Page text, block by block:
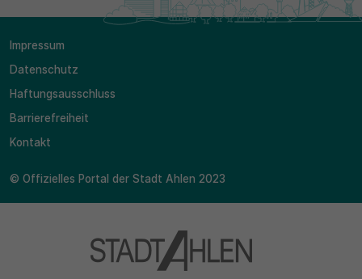
Impressum
Datenschutz
Haftungsausschluss
Barrierefreiheit
Kontakt
© Offizielles Portal der Stadt Ahlen 2023